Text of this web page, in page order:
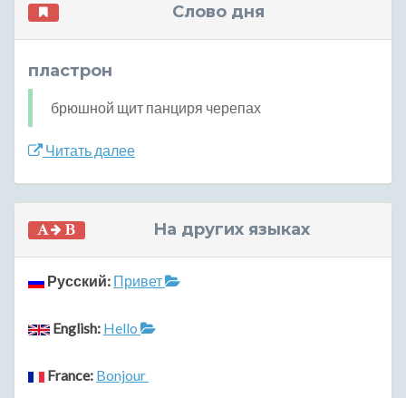
Слово дня
пластрон
брюшной щит панциря черепах
Читать далее
На других языках
Русский: Привет
English: Hello
France: Bonjour